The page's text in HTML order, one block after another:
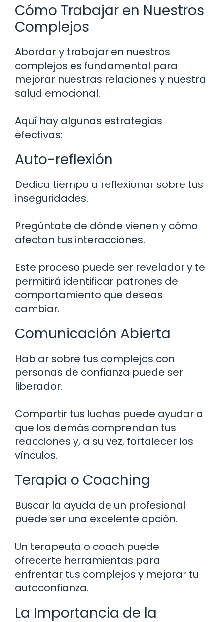
Cómo Trabajar en Nuestros
Complejos
Abordar y trabajar en nuestros
complejos es fundamental para
mejorar nuestras relaciones y nuestra
salud emocional.
Aquí hay algunas estrategias
efectivas:
Auto-reflexión
Dedica tiempo a reflexionar sobre tus
inseguridades.
Pregúntate de dónde vienen y cómo
afectan tus interacciones.
Este proceso puede ser revelador y te
permitirá identificar patrones de
comportamiento que deseas
cambiar.
Comunicación Abierta
Hablar sobre tus complejos con
personas de confianza puede ser
liberador.
Compartir tus luchas puede ayudar a
que los demás comprendan tus
reacciones y, a su vez, fortalecer los
vínculos.
Terapia o Coaching
Buscar la ayuda de un profesional
puede ser una excelente opción.
Un terapeuta o coach puede
ofrecerte herramientas para
enfrentar tus complejos y mejorar tu
autoconfianza.
La Importancia de la